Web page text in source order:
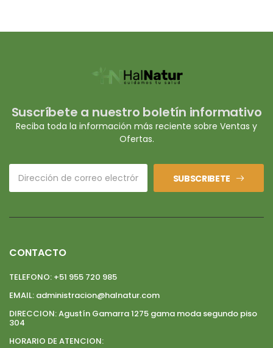
Suscríbete a nuestro boletín informativo
Reciba toda la información más reciente sobre Ventas y
Ofertas.
SUBSCRIBETE
CONTACTO
TELEFONO: +51 955 720 985
EMAIL: administracion@halnatur.com
DIRECCION:Agustín Gamarra 1275 gama moda segundo piso
304
HORARIO DE ATENCION: